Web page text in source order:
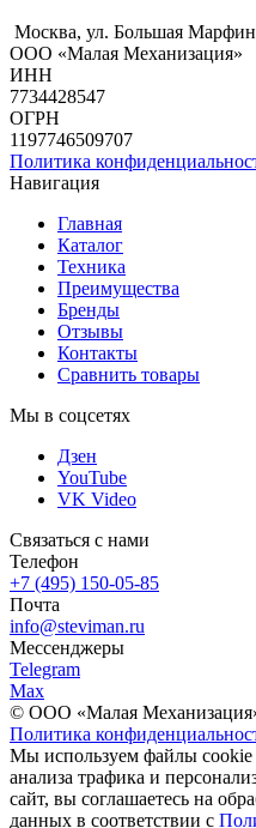
Москва, ул. Большая
ООО «Малая Механизация»
ИНН
7734428547
ОГРН
1197746509707
Политика
Навигация
Главная
Каталог
Техника
Преимущества
Бренды
Отзывы
Контакты
Сравнить товары
Мы в соцсетях
Дзен
YouTube
VK Video
Связаться с нами
Телефон
+7 (495) 150-05-85
Почта
info@steviman.ru
Мессенджеры
Telegram
Max
© ООО «Малая
Политика
Мы используем файлы cookie
анализа трафика и
сайт, вы соглашаетесь на
данных в соответствии с